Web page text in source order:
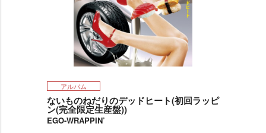
アルバム
ないものねだりのデッドヒート(初回ラッピ
ン(完全限定生産盤))
EGO-WRAPPIN’